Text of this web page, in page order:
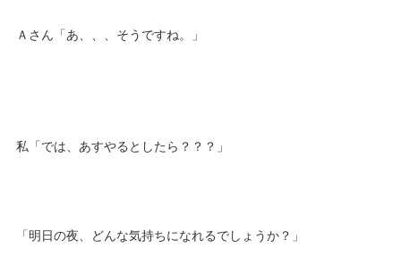
Ａさん「あ、、、そうですね。」
私「では、あすやるとしたら？？？」
「明日の夜、どんな気持ちになれるでしょうか？」